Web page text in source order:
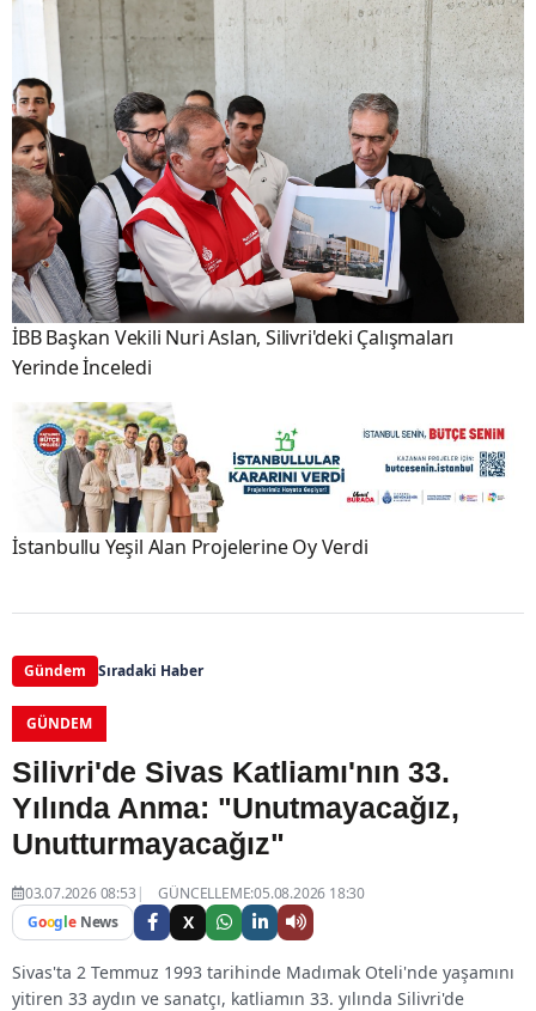
İBB Başkan Vekili Nuri Aslan, Silivri'deki Çalışmaları
Yerinde İnceledi
İstanbullu Yeşil Alan Projelerine Oy Verdi
Gündem Sıradaki Haber
GÜNDEM
Silivri'de Sivas Katliamı'nın 33.
Yılında Anma: "Unutmayacağız,
Unutturmayacağız"
03.07.2026 08:53
GÜNCELLEME:05.08.2026 18:30
Google News X
Sivas'ta 2 Temmuz 1993 tarihinde Madımak Oteli'nde yaşamını
yitiren 33 aydın ve sanatçı, katliamın 33. yılında Silivri'de